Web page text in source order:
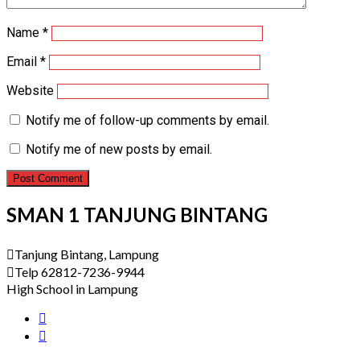
Name *
Email *
Website
Notify me of follow-up comments by email.
Notify me of new posts by email.
SMAN 1 TANJUNG BINTANG
Tanjung Bintang, Lampung
Telp 62812-7236-9944
High School in Lampung